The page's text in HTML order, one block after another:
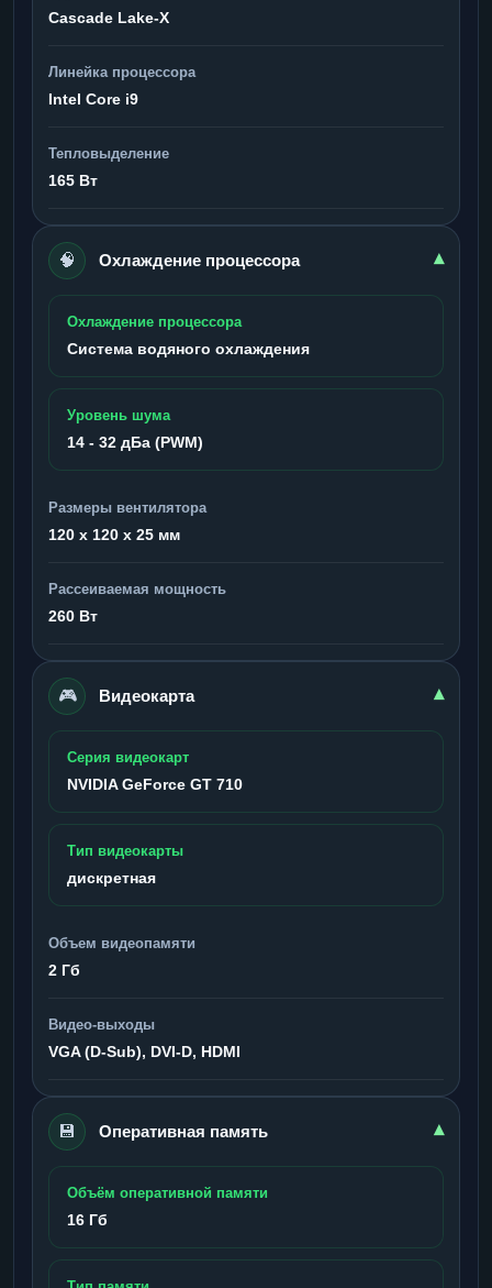
Cascade Lake-X
Линейка процессора
Intel Core i9
Тепловыделение
165 Вт
🧠 Охлаждение процессора ▾
Охлаждение процессора
Система водяного охлаждения
Уровень шума
14 - 32 дБа (PWM)
Размеры вентилятора
120 x 120 x 25 мм
Рассеиваемая мощность
260 Вт
🎮 Видеокарта ▾
Серия видеокарт
NVIDIA GeForce GT 710
Тип видеокарты
дискретная
Объем видеопамяти
2 Гб
Видео-выходы
VGA (D-Sub), DVI-D, HDMI
💾 Оперативная память ▾
Объём оперативной памяти
16 Гб